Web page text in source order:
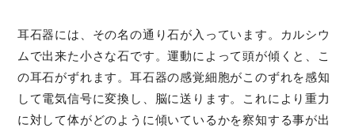
耳石器には、その名の通り石が入っています。カルシウ
ムで出来た小さな石です。運動によって頭が傾くと、こ
の耳石がずれます。耳石器の感覚細胞がこのずれを感知
して電気信号に変換し、脳に送ります。これにより重力
に対して体がどのように傾いているかを察知する事が出